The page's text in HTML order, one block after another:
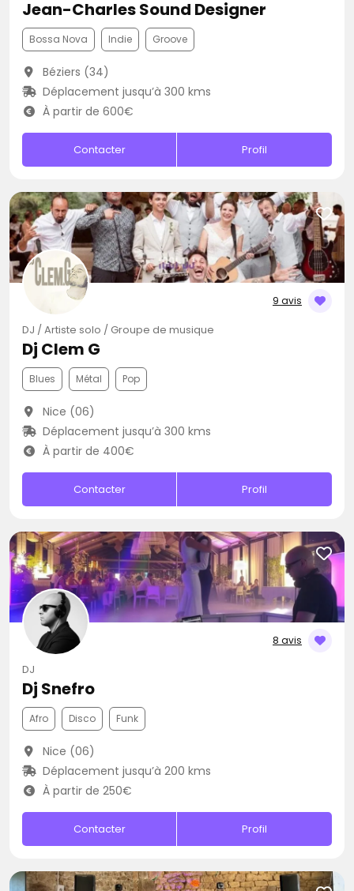
Jean-Charles Sound Designer
Bossa Nova Indie Groove
Béziers (34)
Déplacement jusqu’à 300 kms
À partir de 600€
Contacter Profil
9 avis
DJ / Artiste solo / Groupe de musique
Dj Clem G
Blues Métal Pop
Nice (06)
Déplacement jusqu’à 300 kms
À partir de 400€
Contacter Profil
8 avis
DJ
Dj Snefro
Afro Disco Funk
Nice (06)
Déplacement jusqu’à 200 kms
À partir de 250€
Contacter Profil